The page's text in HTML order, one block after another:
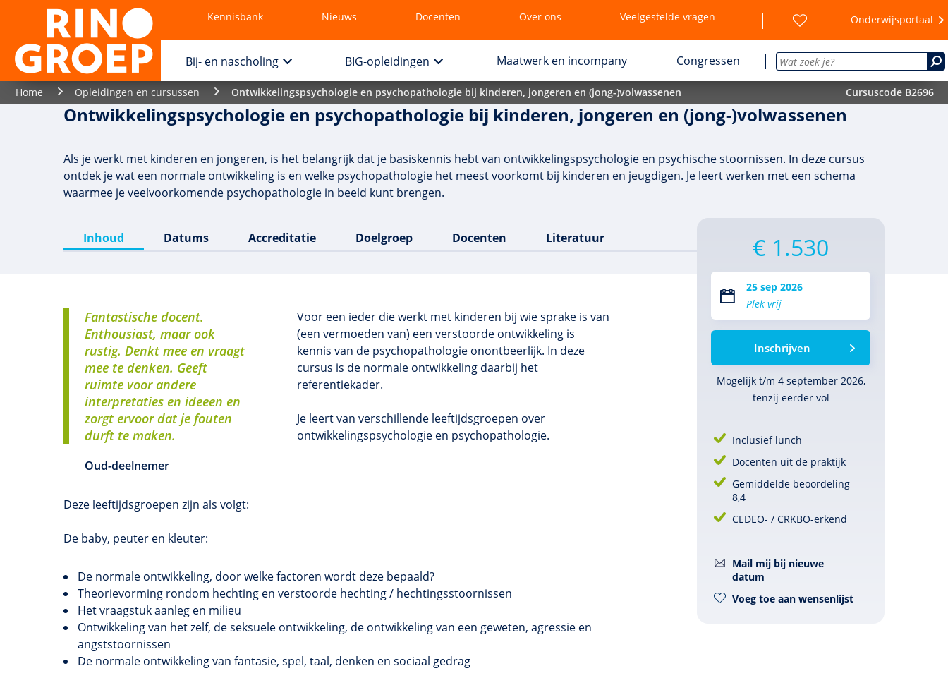
Kennisbank Nieuws Docenten Over ons Veelgestelde vragen Onderwijsportaal
Bij- en nascholing BIG-opleidingen Maatwerk en incompany Congressen
Home Opleidingen en cursussen Ontwikkelingspsychologie en psychopathologie bij kinderen, jongeren en (jong-)volwassenen Cursuscode B2696
Ontwikkelingspsychologie en psychopathologie bij kinderen, jongeren en (jong-)volwassenen
Als je werkt met kinderen en jongeren, is het belangrijk dat je basiskennis hebt van ontwikkelingspsychologie en psychische stoornissen. In deze cursus
ontdek je wat een normale ontwikkeling is en welke psychopathologie het meest voorkomt bij kinderen en jeugdigen. Je leert werken met een schema
waarmee je veelvoorkomende psychopathologie in beeld kunt brengen.
€ 1.530
25 sep 2026
Plek vrij
Inschrijven
Mogelijk t/m 4 september 2026,
tenzij eerder vol
Inclusief lunch
Docenten uit de praktijk
Gemiddelde beoordeling
8,4
CEDEO- / CRKBO-erkend
Mail mij bij nieuwe
datum
Voeg toe aan wensenlijst
Inhoud Datums Accreditatie Doelgroep Docenten Literatuur
Fantastische docent.
Enthousiast, maar ook
rustig. Denkt mee en vraagt
mee te denken. Geeft
ruimte voor andere
interpretaties en ideeen en
zorgt ervoor dat je fouten
durft te maken.
Oud-deelnemer
Voor een ieder die werkt met kinderen bij wie sprake is van
(een vermoeden van) een verstoorde ontwikkeling is
kennis van de psychopathologie onontbeerlijk. In deze
cursus is de normale ontwikkeling daarbij het
referentiekader.
Je leert van verschillende leeftijdsgroepen over
ontwikkelingspsychologie en psychopathologie.
Deze leeftijdsgroepen zijn als volgt:
De baby, peuter en kleuter:
De normale ontwikkeling, door welke factoren wordt deze bepaald?
Theorievorming rondom hechting en verstoorde hechting / hechtingsstoornissen
Het vraagstuk aanleg en milieu
Ontwikkeling van het zelf, de seksuele ontwikkeling, de ontwikkeling van een geweten, agressie en
angststoornissen
De normale ontwikkeling van fantasie, spel, taal, denken en sociaal gedrag